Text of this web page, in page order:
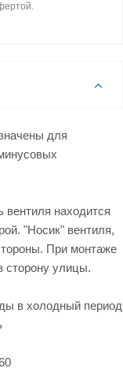
для
вентиля находится
"Носик" вентиля,
При монтаже
сторону улицы.
в холодный период